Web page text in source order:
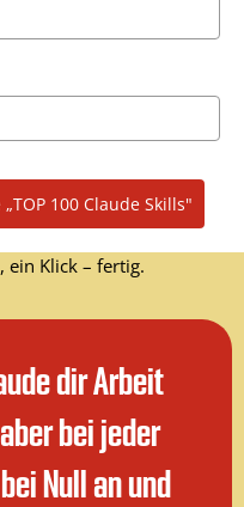
100 Claude Skills"
ein Klick – fertig.
dir Arbeit
bei jeder
Null an und